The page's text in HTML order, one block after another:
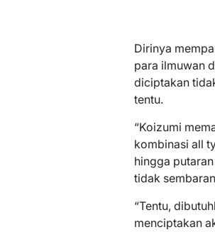
Dirinya
para ilmuwan
diciptakan
tentu.
“Koizumi
kombinasi all
hingga
tidak
“Tentu,
menciptakan